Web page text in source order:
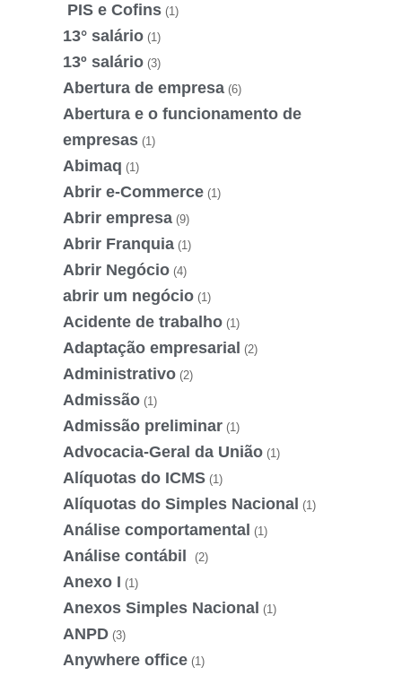
PIS e Cofins (1)
13° salário (1)
13º salário (3)
Abertura de empresa (6)
Abertura e o funcionamento de
empresas (1)
Abimaq (1)
Abrir e-Commerce (1)
Abrir empresa (9)
Abrir Franquia (1)
Abrir Negócio (4)
abrir um negócio (1)
Acidente de trabalho (1)
Adaptação empresarial (2)
Administrativo (2)
Admissão (1)
Admissão preliminar (1)
Advocacia-Geral da União (1)
Alíquotas do ICMS (1)
Alíquotas do Simples Nacional (1)
Análise comportamental (1)
Análise contábil (2)
Anexo I (1)
Anexos Simples Nacional (1)
ANPD (3)
Anywhere office (1)